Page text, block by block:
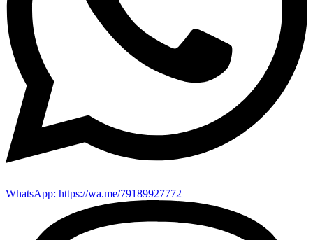
WhatsApp: https://wa.me/79189927772